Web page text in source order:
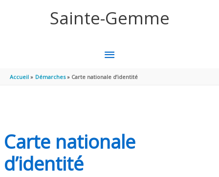
Sainte-Gemme
MENU
PRINCIPAL
Accueil Démarches Carte nationale d’identité
Carte nationale
d’identité